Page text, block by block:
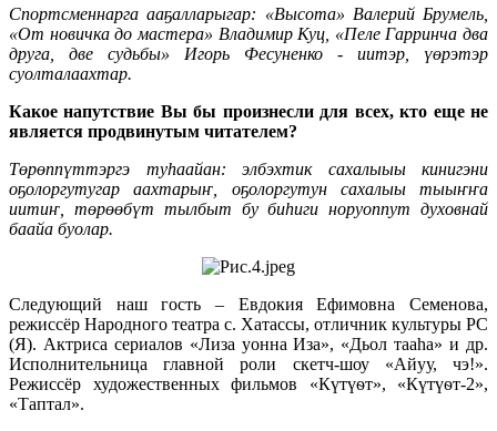
Спортсменнарга ааҕалларыгар: «Высота» Валерий Брумель,
«От новичка до мастера» Владимир Куц, «Пеле Гарринча два
друга, две судьбы» Игорь Фесуненко - иитэр, үөрэтэр
суолталаахтар.
Какое напутствие Вы бы произнесли для всех, кто еще не
является продвинутым читателем?
Төрөппүттэргэ туһаайан: элбэхтик сахалыыы кинигэни
оҕолоргутугар аахтарыҥ, оҕолоргутун сахалыы тыыҥҥа
иитиҥ, төрөөбүт тылбыт бу биһиги норуоппут духовнай
баайа буолар.
Следующий наш гость – Евдокия Ефимовна Семенова,
режиссёр Народного театра с. Хатассы, отличник культуры РС
(Я). Актриса сериалов «Лиза уонна Иза», «Дьол тааһа» и др.
Исполнительница главной роли скетч-шоу «Айуу, чэ!».
Режиссёр художественных фильмов «Күтүѳт», «Күтүѳт-2»,
«Таптал».